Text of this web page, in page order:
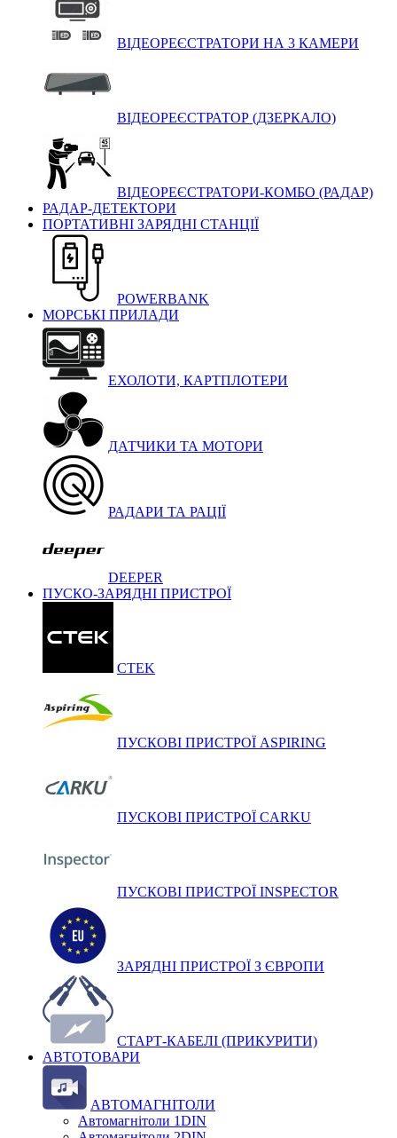
ВІДЕОРЕЄСТРАТОРИ НА 3 КАМЕРИ
ВІДЕОРЕЄСТРАТОР (ДЗЕРКАЛО)
ВІДЕОРЕЄСТРАТОРИ-КОМБО (РАДАР)
РАДАР-ДЕТЕКТОРИ
ПОРТАТИВНІ ЗАРЯДНІ СТАНЦІЇ
POWERBANK
МОРСЬКІ ПРИЛАДИ
ЕХОЛОТИ, КАРТПЛОТЕРИ
ДАТЧИКИ ТА МОТОРИ
РАДАРИ ТА РАЦІЇ
DEEPER
ПУСКО-ЗАРЯДНІ ПРИСТРОЇ
CTEK
ПУСКОВІ ПРИСТРОЇ ASPIRING
ПУСКОВІ ПРИСТРОЇ CARKU
ПУСКОВІ ПРИСТРОЇ INSPECTOR
ЗАРЯДНІ ПРИСТРОЇ З ЄВРОПИ
СТАРТ-КАБЕЛІ (ПРИКУРИТИ)
АВТОТОВАРИ
АВТОМАГНІТОЛИ
Автомагнітоли 1DIN